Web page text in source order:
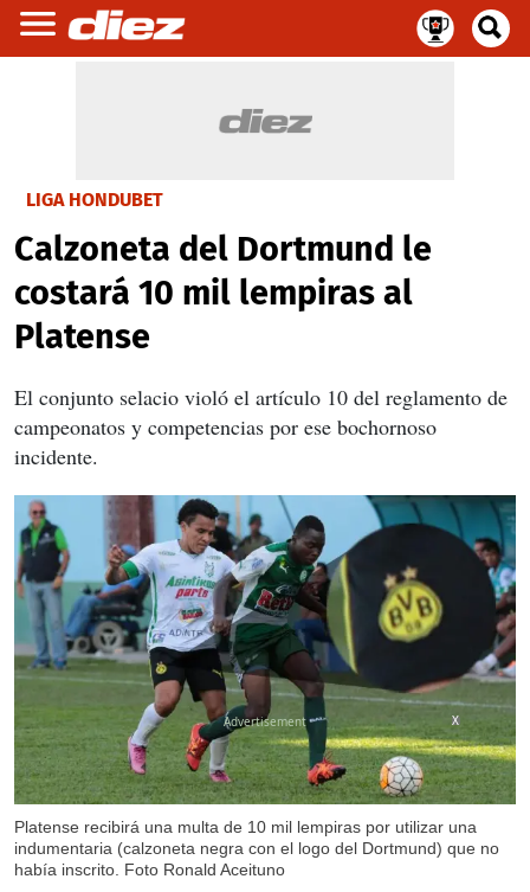
LIGA HONDUBET
Calzoneta del Dortmund le
costará 10 mil lempiras al
Platense
El conjunto selacio violó el artículo 10 del reglamento de
campeonatos y competencias por ese bochornoso
incidente.
Platense recibirá una multa de 10 mil lempiras por utilizar una
indumentaria (calzoneta negra con el logo del Dortmund) que no
había inscrito. Foto Ronald Aceituno
X